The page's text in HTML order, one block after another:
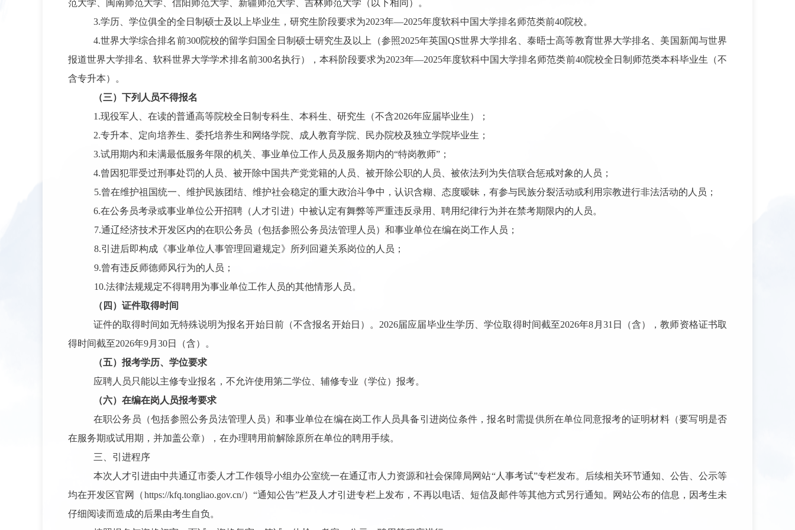
范大学、闽南师范大学、信阳师范大学、新疆师范大学、吉林师范大学（以下相同）。
3.学历、学位俱全的全日制硕士及以上毕业生，研究生阶段要求为2023年—2025年度软科中国大学排名师范类前40院校。
4.世界大学综合排名前300院校的留学归国全日制硕士研究生及以上（参照2025年英国QS世界大学排名、泰晤士高等教育世界大学排名、美国新闻与世界
报道世界大学排名、软科世界大学学术排名前300名执行），本科阶段要求为2023年—2025年度软科中国大学排名师范类前40院校全日制师范类本科毕业生（不
含专升本）。
（三）下列人员不得报名
1.现役军人、在读的普通高等院校全日制专科生、本科生、研究生（不含2026年应届毕业生）；
2.专升本、定向培养生、委托培养生和网络学院、成人教育学院、民办院校及独立学院毕业生；
3.试用期内和未满最低服务年限的机关、事业单位工作人员及服务期内的“特岗教师”；
4.曾因犯罪受过刑事处罚的人员、被开除中国共产党党籍的人员、被开除公职的人员、被依法列为失信联合惩戒对象的人员；
5.曾在维护祖国统一、维护民族团结、维护社会稳定的重大政治斗争中，认识含糊、态度暧昧，有参与民族分裂活动或利用宗教进行非法活动的人员；
6.在公务员考录或事业单位公开招聘（人才引进）中被认定有舞弊等严重违反录用、聘用纪律行为并在禁考期限内的人员。
7.通辽经济技术开发区内的在职公务员（包括参照公务员法管理人员）和事业单位在编在岗工作人员；
8.引进后即构成《事业单位人事管理回避规定》所列回避关系岗位的人员；
9.曾有违反师德师风行为的人员；
10.法律法规规定不得聘用为事业单位工作人员的其他情形人员。
（四）证件取得时间
证件的取得时间如无特殊说明为报名开始日前（不含报名开始日）。 2026届应届毕业生学历、学位取得时间截至2026年8 月 31 日（含），教师资格证书取
得时间截至2026年9月 30日（含）。
（五）报考学历、学位要求
应聘人员只能以主修专业报名，不允许使用第二学位、辅修专业（学位）报考。
（六）在编在岗人员报考要求
在职公务员（包括参照公务员法管理人员）和事业单位在编在岗工作人员具备引进岗位条件，报名时需提供所在单位同意报考的证明材料（要写明是否
在服务期或试用期，并加盖公章），在办理聘用前解除原所在单位的聘用手续。
三、引进程序
本次人才引进由中共通辽市委人才工作领导小组办公室统一在通辽市人力资源和社会保障局网站“人事考试”专栏发布。后续相关环节通知、公告、公示等
均在开发区官网（https://kfq.tongliao.gov.cn/） “通知公告”栏及人才引进专栏上发布，不再以电话、短信及邮件等其他方式另行通知。网站公布的信息，因考生未
仔细阅读而造成的后果由考生自负。